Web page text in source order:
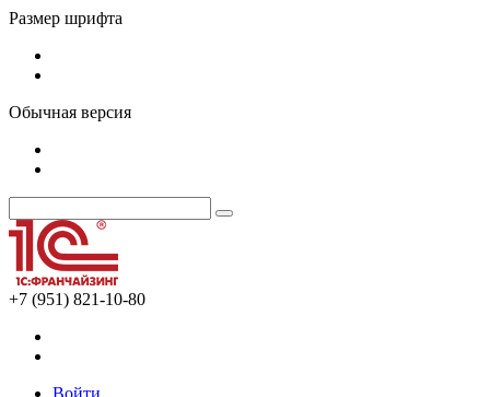
Размер шрифта
Обычная версия
+7 (951) 821-10-80
Войти